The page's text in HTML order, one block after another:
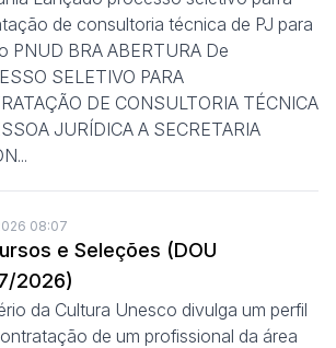
de consultoria técnica de PJ para
PNUD BRA ABERTURA De
SELETIVO PARA
DE CONSULTORIA TÉCNICA
JURÍDICA A SECRETARIA
08:07
e Seleções (DOU
2026)
da Cultura Unesco divulga um perfil
de um profissional da área